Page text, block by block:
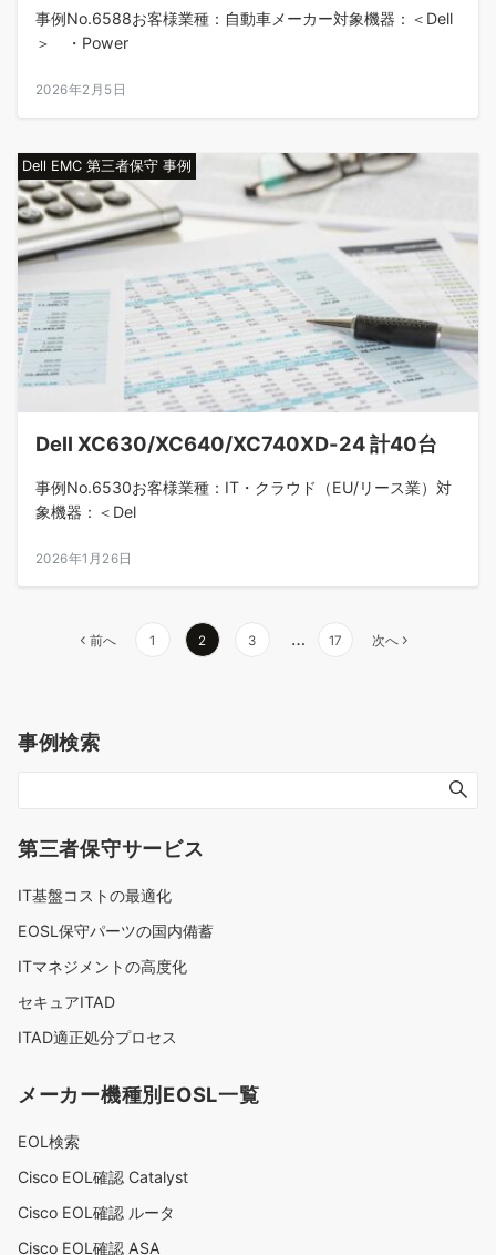
事例No.6588お客様業種：自動車メーカー対象機器：＜Dell
＞ ・Power
2026年2月5日
Dell EMC 第三者保守 事例
Dell XC630/XC640/XC740XD-24 計40台
事例No.6530お客様業種：IT・クラウド（EU/リース業）対
象機器：＜Del
2026年1月26日
ビ
シ
ョ
ン
前へ 1 2 3 … 17 次へ
事例検索
第三者保守サービス
IT基盤コストの最適化
EOSL保守パーツの国内備蓄
ITマネジメントの高度化
セキュアITAD
ITAD適正処分プロセス
メーカー機種別EOSL一覧
EOL検索
Cisco EOL確認 Catalyst
Cisco EOL確認 ルータ
Cisco EOL確認 ASA